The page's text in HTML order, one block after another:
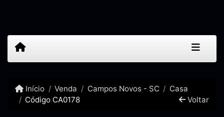
Início Venda Campos Novos - SC
Casa
Código CA0178
Voltar